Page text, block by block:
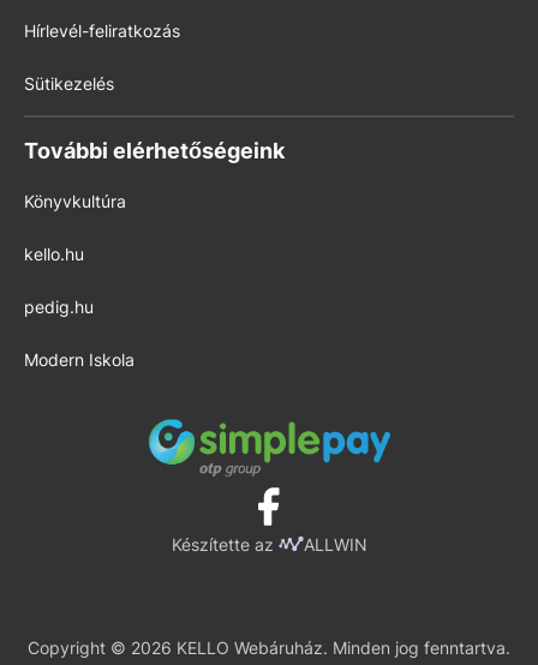
Hírlevél-feliratkozás
Sütikezelés
További elérhetőségeink
Könyvkultúra
kello.hu
pedig.hu
Modern Iskola
Készítette az ALLWIN
Copyright © 2026 KELLO Webáruház. Minden jog fenntartva.